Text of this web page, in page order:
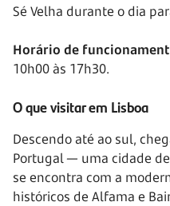
Sé Velha durante o dia
Horário de
10h00 às 17h30.
O que visitar em Lisboa
Descendo até ao sul,
Portugal — uma cidade
se encontra com a
históricos de Alfama e